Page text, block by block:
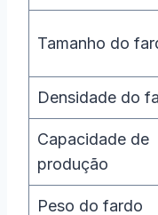
Tamanho do
Densidade do
Capacidade de
produção
Peso do fardo